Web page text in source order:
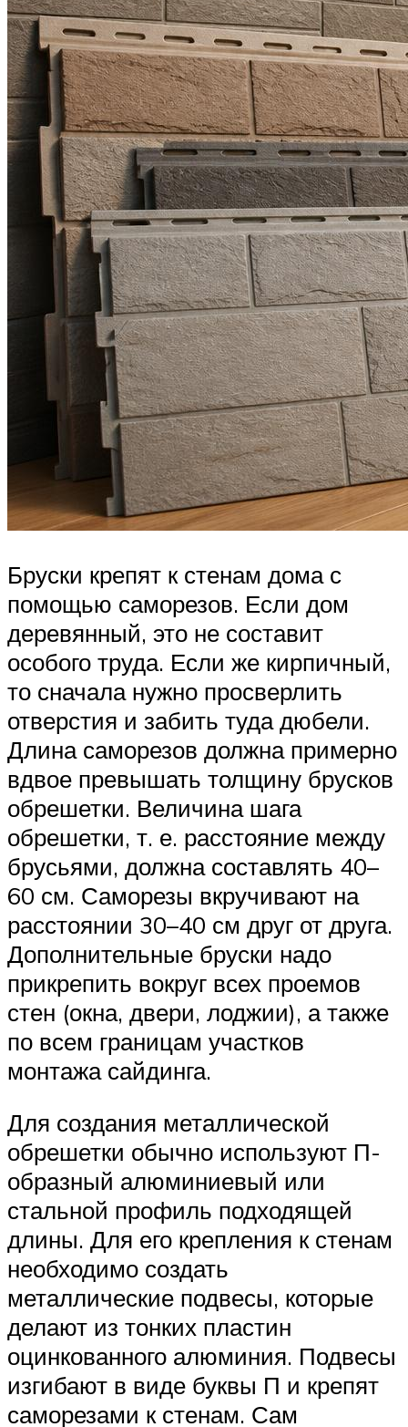
Бруски крепят к стенам дома с
помощью саморезов. Если дом
деревянный, это не составит
особого труда. Если же кирпичный,
то сначала нужно просверлить
отверстия и забить туда дюбели.
Длина саморезов должна примерно
вдвое превышать толщину брусков
обрешетки. Величина шага
обрешетки, т. е. расстояние между
брусьями, должна составлять 40–
60 см. Саморезы вкручивают на
расстоянии 30–40 см друг от друга.
Дополнительные бруски надо
прикрепить вокруг всех проемов
стен (окна, двери, лоджии), а также
по всем границам участков
монтажа сайдинга.
Для создания металлической
обрешетки обычно используют П-
образный алюминиевый или
стальной профиль подходящей
длины. Для его крепления к стенам
необходимо создать
металлические подвесы, которые
делают из тонких пластин
оцинкованного алюминия. Подвесы
изгибают в виде буквы П и крепят
саморезами к стенам. Сам